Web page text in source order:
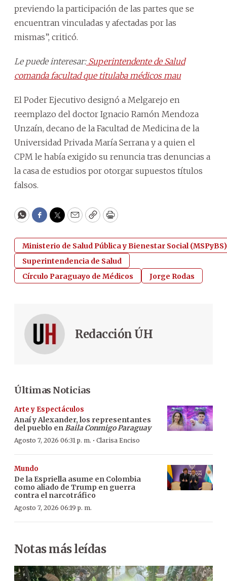
previendo la participación de las partes que se
encuentran vinculadas y afectadas por las
mismas”, criticó.
Le puede interesar:Superintendente de Salud
comanda facultad que titulaba médicos mau
El Poder Ejecutivo designó a Melgarejo en
reemplazo del doctor Ignacio Ramón Mendoza
Unzaín, decano de la Facultad de Medicina de la
Universidad Privada María Serrana y a quien el
CPM le había exigido su renuncia tras denuncias a
la casa de estudios por otorgar supuestos títulos
falsos.
WhatsApp
Facebook
Twitter
EmailCopyPrint
Ministerio de Salud Pública y Bienestar Social (MSPyBS)
Superintendencia de Salud
Círculo Paraguayo de Médicos
Jorge Rodas
Redacción ÚH
Últimas Noticias
Arte y Espectáculos
Anaí y Alexander, los representantes
del pueblo enBaila Conmigo Paraguay
Agosto 7, 2026 06:31 p. m. · Clarisa Enciso
Mundo
De la Espriella asume en Colombia
como aliado de Trump en guerra
contra el narcotráfico
Agosto 7, 2026 06:19 p. m.
Notas más leídas